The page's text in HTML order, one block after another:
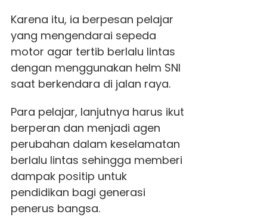
Karena itu, ia berpesan pelajar
yang mengendarai sepeda
motor agar tertib berlalu lintas
dengan menggunakan helm SNI
saat berkendara di jalan raya.
Para pelajar, lanjutnya harus ikut
berperan dan menjadi agen
perubahan dalam keselamatan
berlalu lintas sehingga memberi
dampak positip untuk
pendidikan bagi generasi
penerus bangsa.